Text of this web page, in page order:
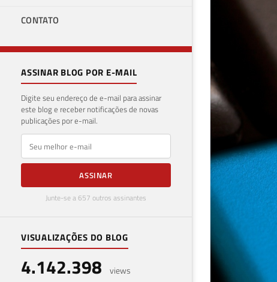
CONTATO
ASSINAR BLOG POR E-MAIL
Digite seu endereço de e-mail para assinar
este blog e receber notificações de novas
publicações por e-mail.
E-mail
ASSINAR
Junte-se a 657 outros assinantes
VISUALIZAÇÕES DO BLOG
4.142.398 views